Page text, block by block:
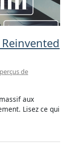
de
aux
Lisez ce qui